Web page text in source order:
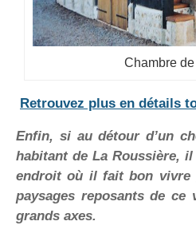
Chambre
Retrouvez plus en détails
Enfin, si au détour d’un
habitant de La Roussière,
endroit où il fait bon vivre
paysages reposants de
grands axes.